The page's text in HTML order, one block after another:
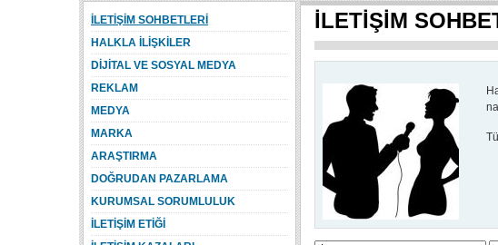
İLETİŞİM
İLETİŞİM SOHBETLERİ
HALKLA İLİŞKİLER
DİJİTAL VE SOSYAL MEDYA
REKLAM
MEDYA
MARKA
ARAŞTIRMA
DOĞRUDAN PAZARLAMA
KURUMSAL SORUMLULUK
İLETİŞİM ETİĞİ